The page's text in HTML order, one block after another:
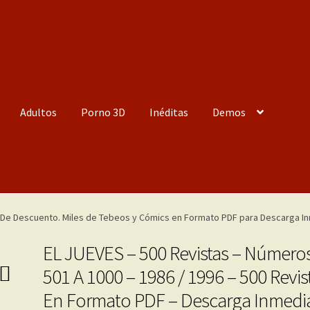
Adultos Porno 3D Inéditas Demos
EL JUEVES – 500 Revistas –
501 A 1000 – 1986 / 1996 – 500
En Formato PDF – Descarga